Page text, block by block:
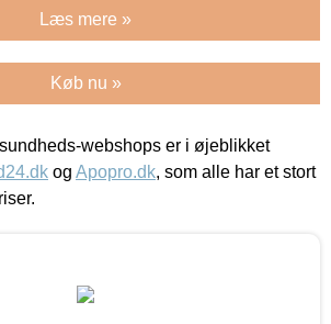
Læs mere »
Køb nu »
webshops er i øjeblikket
og Apopro.dk, som alle har et stort